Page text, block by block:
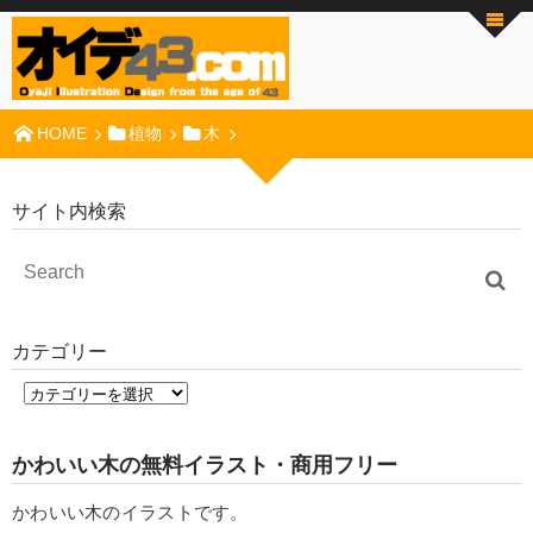
HOME 植物 木
サイト内検索
カテゴリー
かわいい木の無料イラスト・商用フリー
かわいい木のイラストです。